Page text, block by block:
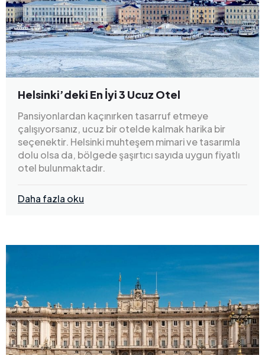
Helsinki’deki En İyi 3 Ucuz Otel
Pansiyonlardan kaçınırken tasarruf etmeye
çalışıyorsanız, ucuz bir otelde kalmak harika bir
seçenektir. Helsinki muhteşem mimari ve tasarımla
dolu olsa da, bölgede şaşırtıcı sayıda uygun fiyatlı
otel bulunmaktadır.
Daha fazla oku